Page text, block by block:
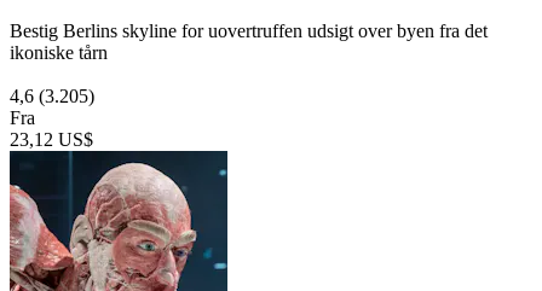
Bestig Berlins skyline for uovertruffen udsigt over byen fra det
ikoniske tårn
4,6 (3.205)
Fra
23,12 US$